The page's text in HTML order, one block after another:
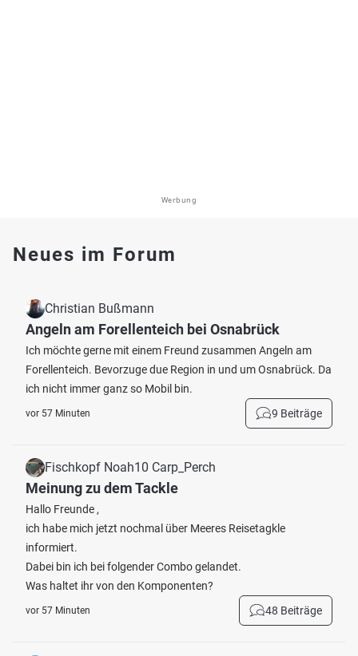
Werbung
Neues im Forum
Christian Bußmann
Angeln am Forellenteich bei Osnabrück
Ich möchte gerne mit einem Freund zusammen Angeln am
Forellenteich. Bevorzuge due Region in und um Osnabrück. Da
ich nicht immer ganz so Mobil bin.
vor 57 Minuten 9 Beiträge
Fischkopf Noah10 Carp_Perch
Meinung zu dem Tackle
Hallo Freunde ,
ich habe mich jetzt nochmal über Meeres Reisetagkle
informiert.
Dabei bin ich bei folgender Combo gelandet.
Was haltet ihr von den Komponenten?
vor 57 Minuten 48 Beiträge